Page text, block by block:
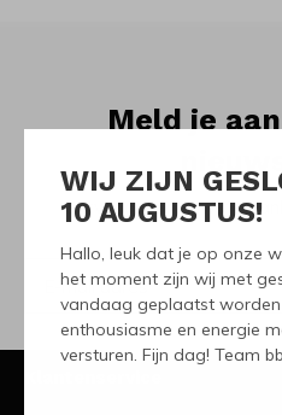
WIJ ZIJN
10 AUGUSTUS!
Hallo, leuk dat je op onze
het moment zijn wij met
vandaag geplaatst
enthousiasme en energie
versturen. Fijn dag! Team
Meld je
Ontvang de nieuwste